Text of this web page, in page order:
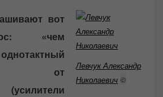
Левчук Александр
Николаевич ©
вот
«чем
от